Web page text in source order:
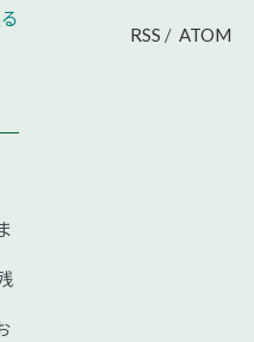
RSS / ATOM